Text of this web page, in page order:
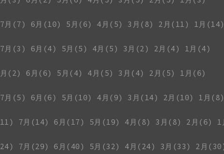
7月(7) 6月(10) 5月(6) 4月(5) 3月(8) 2月(11)
1月(14)
7月(3) 6月(4) 5月(5) 4月(5) 3月(2) 2月(4)
1月(4)
(2) 6月(6) 5月(4) 4月(5) 3月(4) 2月(5)
1月(6)
7月(5) 6月(6) 5月(10) 4月(9) 3月(14) 2月(10)
1月(8)
7月(14) 6月(17) 5月(19) 4月(8) 3月(8) 2月(6)
1
7月(29) 6月(40) 5月(32) 4月(24) 3月(33) 2月